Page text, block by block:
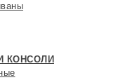
КОНСОЛИ